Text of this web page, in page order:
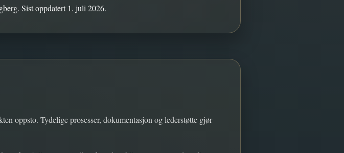
Sist oppdatert 1. juli 2026.
oppsto. Tydelige prosesser, dokumentasjon og lederstøtte gjør